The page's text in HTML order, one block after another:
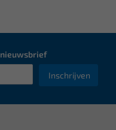
nieuwsbrief
Inschrijven